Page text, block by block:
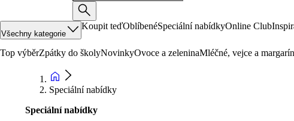
Všechny kategorie
Koupit teďOblíbenéSpeciální nabídkyOnline Club
Top výběrZpátky do školyNovinkyOvoce a zeleninaMléčné, vejce a
Speciální nabídky
Speciální nabídky